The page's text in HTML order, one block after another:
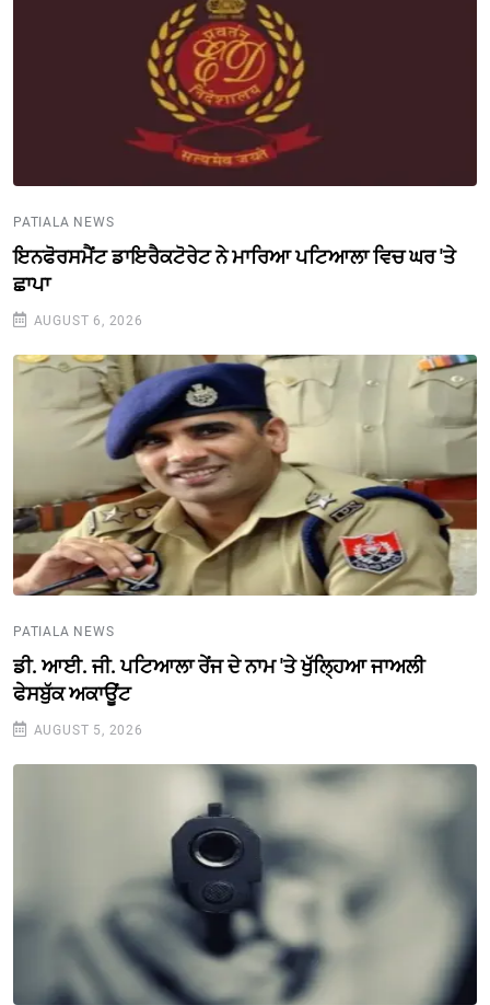
PATIALA NEWS
ਇਨਫੋਰਸਮੈਂਟ ਡਾਇਰੈਕਟੋਰੇਟ ਨੇ ਮਾਰਿਆ ਪਟਿਆਲਾ ਵਿਚ ਘਰ 'ਤੇ
ਛਾਪਾ
AUGUST 6, 2026
PATIALA NEWS
ਡੀ. ਆਈ. ਜੀ. ਪਟਿਆਲਾ ਰੇਂਜ ਦੇ ਨਾਮ 'ਤੇ ਖੁੱਲ੍ਹਿਆ ਜਾਅਲੀ
ਫੇਸਬੁੱਕ ਅਕਾਊਂਟ
AUGUST 5, 2026